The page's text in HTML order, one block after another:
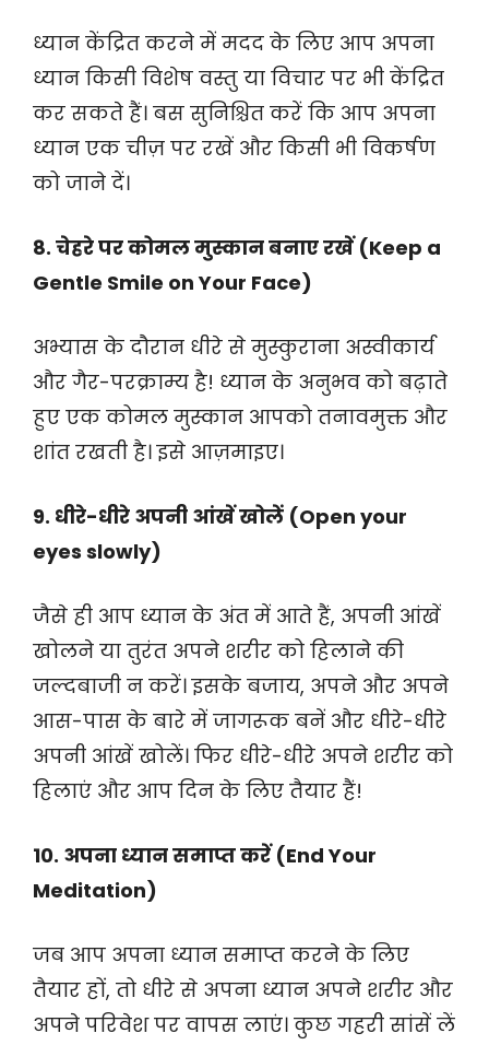
ध्यान केंद्रित करने में मदद के लिए आप अपना
ध्यान किसी विशेष वस्तु या विचार पर भी केंद्रित
कर सकते हैं। बस सुनिश्चित करें कि आप अपना
ध्यान एक चीज़ पर रखें और किसी भी विकर्षण
को जाने दें।
8. चेहरे पर कोमल मुस्कान बनाए रखें (Keep a
Gentle Smile on Your Face)
अभ्यास के दौरान धीरे से मुस्कुराना अस्वीकार्य
और गैर-परक्राम्य है! ध्यान के अनुभव को बढ़ाते
हुए एक कोमल मुस्कान आपको तनावमुक्त और
शांत रखती है। इसे आज़माइए।
9. धीरे-धीरे अपनी आंखें खोलें (Open your
eyes slowly)
जैसे ही आप ध्यान के अंत में आते हैं, अपनी आंखें
खोलने या तुरंत अपने शरीर को हिलाने की
जल्दबाजी न करें। इसके बजाय, अपने और अपने
आस-पास के बारे में जागरूक बनें और धीरे-धीरे
अपनी आंखें खोलें। फिर धीरे-धीरे अपने शरीर को
हिलाएं और आप दिन के लिए तैयार हैं!
10. अपना ध्यान समाप्त करें (End Your
Meditation)
जब आप अपना ध्यान समाप्त करने के लिए
तैयार हों, तो धीरे से अपना ध्यान अपने शरीर और
अपने परिवेश पर वापस लाएं। कुछ गहरी सांसें लें